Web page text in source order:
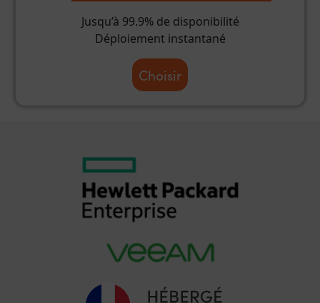
Jusqu’à 99.9% de disponibilité
Déploiement instantané
Choisir